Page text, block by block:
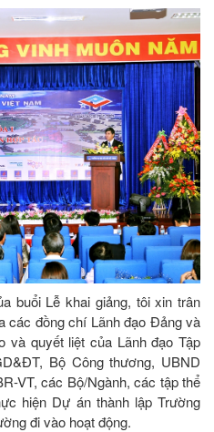
buổi Lễ khai giảng, tôi xin trân
các đồng chí Lãnh đạo Đảng và
quyết liệt của Lãnh đạo Tập
Bộ Công thương, UBND
VT, các Bộ/Ngành, các tập thể
hiện Dự án thành lập Trường
đi vào hoạt động.